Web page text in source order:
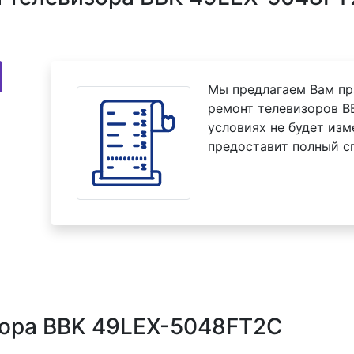
Мы предлагаем Вам
ремонт телевизоров
условиях не будет
предоставит полный
BBK 49LEX-5048FT2C